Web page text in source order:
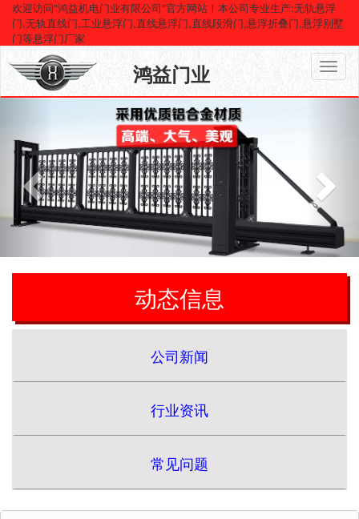
欢迎访问"鸿益机电门业有限公司"官方网站！本公司专业生产:无轨悬浮
门,无轨直线门,工业悬浮门,直线悬浮门,直线段滑门,悬浮折叠门,悬浮别墅
门等悬浮门厂家
鸿益门业
动态信息
公司新闻
行业资讯
常见问题